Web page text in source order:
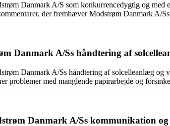
Danmark A/S som konkurrencedygtig og
der fremhæver Modstrøm Danmark A/
Danmark A/Ss håndtering af
Danmark A/Ss håndtering af solcelleanlæg og
problemer med manglende papirarbejde og
Danmark A/Ss kommunikation